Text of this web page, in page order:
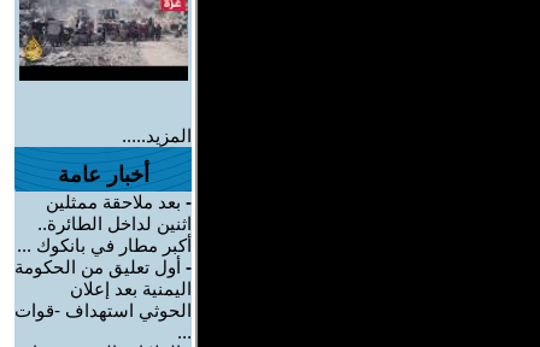
المزيد.....
أخبار عامة
- بعد ملاحقة ممثلين
اثنين لداخل الطائرة..
أكبر مطار في بانكوك ...
- أول تعليق من الحكومة
اليمنية بعد إعلان
الحوثي استهداف -قوات
...